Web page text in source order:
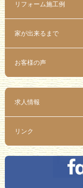
リフォーム施工例
家が出来るまで
お客様の声
求人情報
リンク